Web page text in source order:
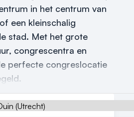
in het centrum van
een kleinschalig
stad. Met het grote
congrescentra en
perfecte congreslocatie